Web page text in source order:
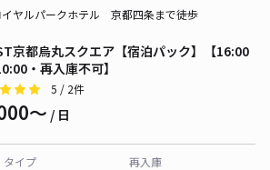
京都烏丸スクエア【宿泊パック】【16:00
・再入庫不可】
ヤルパークホテル 京都四条まで徒歩
5 / 2件
〜 / 日
タイプ
再入庫